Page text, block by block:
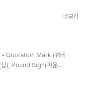
더보기
- Quotation Mark (쿼테
), Pound Sign(파운드
) & - Ampersand (앰